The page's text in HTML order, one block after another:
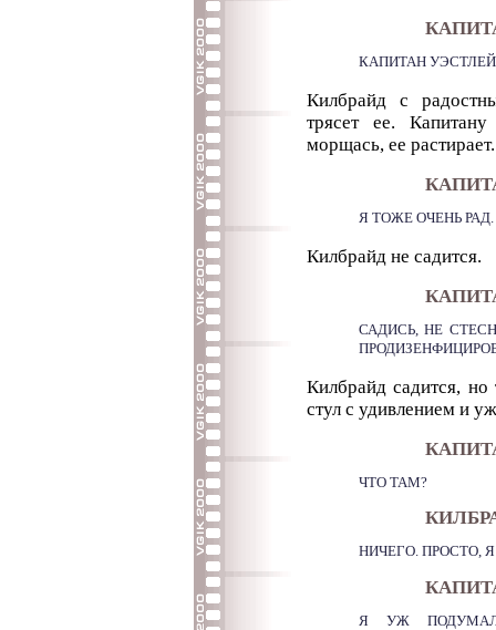
КАПИТАН
Килбрайд с
трясет ее.
морщась, ее растирает.
Я ТОЖЕ ОЧЕНЬ
Килбрайд не садится.
САДИСЬ, НЕ
Килбрайд садится,
стул с удивлением и
ЧТО ТАМ?
НИЧЕГО. ПРОСТО,
Я УЖ